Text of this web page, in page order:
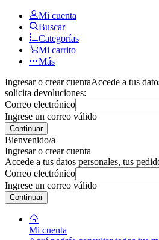
Mi cuenta
Buscar
Categorías
Mi carrito
Más
Ingresar o crear cuentaAccede a tus
solicita devoluciones:
Correo electrónico
Ingrese un correo válido
Continuar
Bienvenido/a
Ingresar o crear cuenta
Accede a tus datos personales, tus
Correo electrónico
Ingrese un correo válido
Continuar
Mi cuenta